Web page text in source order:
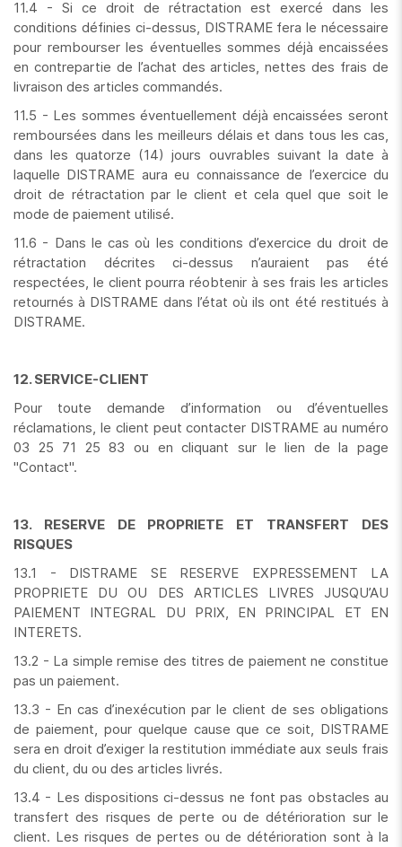
11.4 - Si ce droit de rétractation est exercé dans les
conditions définies ci-dessus, DISTRAME fera le nécessaire
pour rembourser les éventuelles sommes déjà encaissées
en contrepartie de l’achat des articles, nettes des frais de
livraison des articles commandés.
11.5 - Les sommes éventuellement déjà encaissées seront
remboursées dans les meilleurs délais et dans tous les cas,
dans les quatorze (14) jours ouvrables suivant la date à
laquelle DISTRAME aura eu connaissance de l’exercice du
droit de rétractation par le client et cela quel que soit le
mode de paiement utilisé.
11.6 - Dans le cas où les conditions d’exercice du droit de
rétractation décrites ci-dessus n’auraient pas été
respectées, le client pourra réobtenir à ses frais les articles
retournés à DISTRAME dans l’état où ils ont été restitués à
DISTRAME.
12. SERVICE-CLIENT
Pour toute demande d’information ou d’éventuelles
réclamations, le client peut contacter DISTRAME au numéro
03 25 71 25 83 ou en cliquant sur le lien de la page
"Contact".
13. RESERVE DE PROPRIETE ET TRANSFERT DES
RISQUES
13.1 - DISTRAME SE RESERVE EXPRESSEMENT LA
PROPRIETE DU OU DES ARTICLES LIVRES JUSQU’AU
PAIEMENT INTEGRAL DU PRIX, EN PRINCIPAL ET EN
INTERETS.
13.2 - La simple remise des titres de paiement ne constitue
pas un paiement.
13.3 - En cas d’inexécution par le client de ses obligations
de paiement, pour quelque cause que ce soit, DISTRAME
sera en droit d’exiger la restitution immédiate aux seuls frais
du client, du ou des articles livrés.
13.4 - Les dispositions ci-dessus ne font pas obstacles au
transfert des risques de perte ou de détérioration sur le
client. Les risques de pertes ou de détérioration sont à la